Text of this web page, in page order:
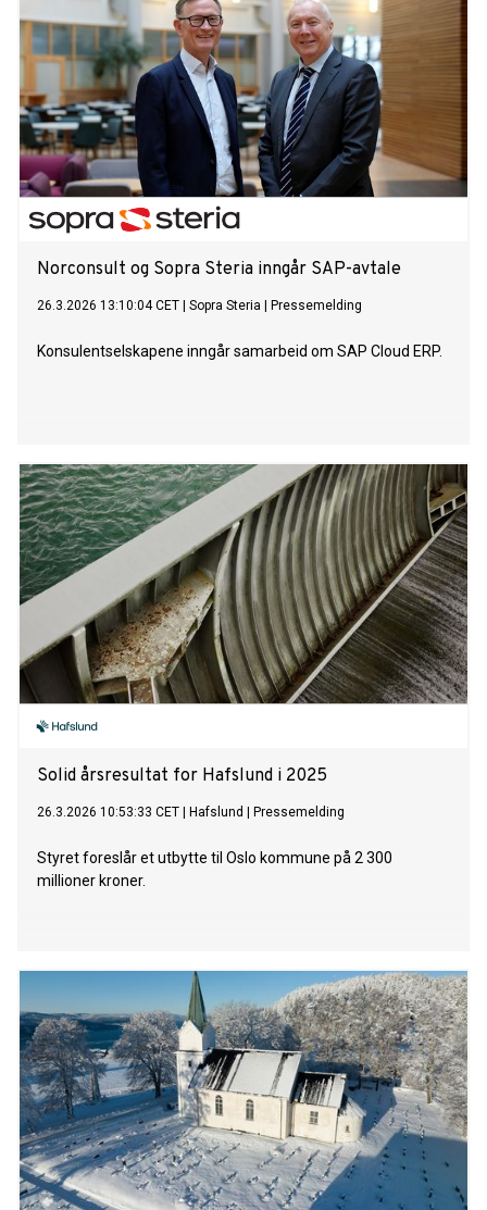
Norconsult og Sopra Steria inngår SAP-avtale
26.3.2026 13:10:04 CET Sopra Steria Pressemelding
Konsulentselskapene inngår samarbeid om SAP Cloud ERP.
Solid årsresultat for Hafslund i 2025
26.3.2026 10:53:33 CET Hafslund Pressemelding
Styret foreslår et utbytte til Oslo kommune på 2 300
millioner kroner.